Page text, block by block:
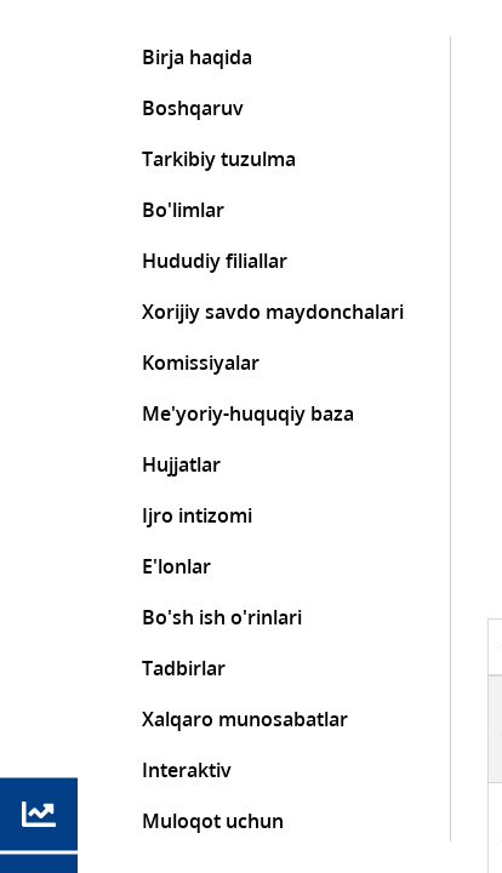
Birja haqida
Boshqaruv
Tarkibiy tuzulma
Bo'limlar
Hududiy filiallar
Xorijiy savdo maydonchalari
Komissiyalar
Me'yoriy-huquqiy baza
Hujjatlar
Ijro intizomi
E'lonlar
Bo'sh ish o'rinlari
Tadbirlar
Xalqaro munosabatlar
Interaktiv
Muloqot uchun